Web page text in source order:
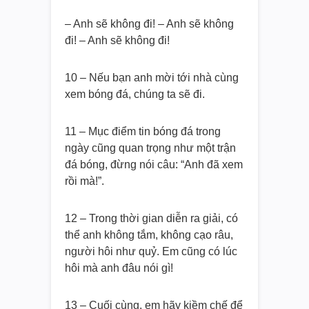
– Anh sẽ không đi! – Anh sẽ không
đi! – Anh sẽ không đi!
10 – Nếu bạn anh mời tới nhà cùng
xem bóng đá, chúng ta sẽ đi.
11 – Mục điểm tin bóng đá trong
ngày cũng quan trọng như một trận
đá bóng, đừng nói câu: “Anh đã xem
rồi mà!”.
12 – Trong thời gian diễn ra giải, có
thể anh không tắm, không cạo râu,
người hôi như quỷ. Em cũng có lúc
hôi mà anh đâu nói gì!
13 – Cuối cùng, em hãy kiềm chế để